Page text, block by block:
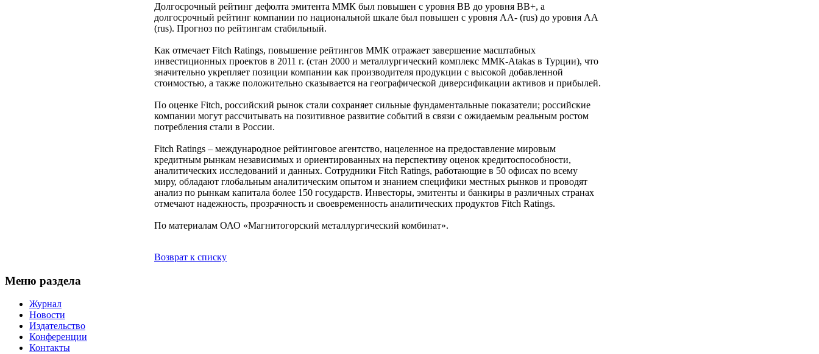
Долгосрочный рейтинг дефолта эмитента ММК был повышен с уровня ВВ до уровня BB+, а
долгосрочный рейтинг компании по национальной шкале был повышен с уровня АА- (rus) до уровня АА
(rus). Прогноз по рейтингам стабильный.
Как отмечает Fitch Ratings, повышение рейтингов ММК отражает завершение масштабных
инвестиционных проектов в 2011 г. (стан 2000 и металлургический комплекс ММК-Аtakas в Турции), что
значительно укрепляет позиции компании как производителя продукции с высокой добавленной
стоимостью, а также положительно сказывается на географической диверсификации активов и прибылей.
По оценке Fitch, российский рынок стали сохраняет сильные фундаментальные показатели; российские
компании могут рассчитывать на позитивное развитие событий в связи с ожидаемым реальным ростом
потребления стали в России.
Fitch Ratings – международное рейтинговое агентство, нацеленное на предоставление мировым
кредитным рынкам независимых и ориентированных на перспективу оценок кредитоспособности,
аналитических исследований и данных. Сотрудники Fitch Ratings, работающие в 50 офисах по всему
миру, обладают глобальным аналитическим опытом и знанием специфики местных рынков и проводят
анализ по рынкам капитала более 150 государств. Инвесторы, эмитенты и банкиры в различных странах
отмечают надежность, прозрачность и своевременность аналитических продуктов Fitch Ratings.
По материалам ОАО «Магнитогорский металлургический комбинат».
Возврат к списку
Меню раздела
Журнал
Новости
Издательство
Конференции
Контакты